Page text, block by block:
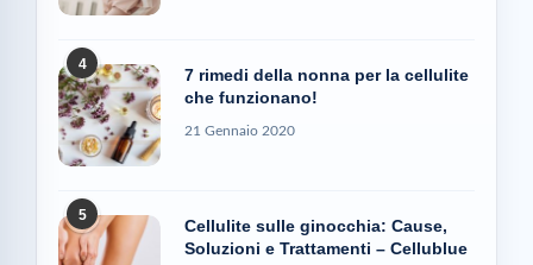
4
7 rimedi della nonna per la cellulite
che funzionano!
21 Gennaio 2020
5
Cellulite sulle ginocchia: Cause,
Soluzioni e Trattamenti – Cellublue